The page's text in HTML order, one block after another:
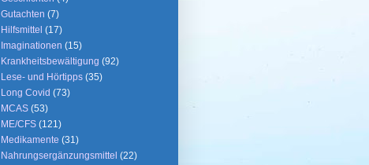
Gutachten (7)
Hilfsmittel (17)
Imaginationen (15)
Krankheitsbewältigung (92)
Lese- und Hörtipps (35)
Long Covid (73)
MCAS (53)
ME/CFS (121)
Medikamente (31)
Nahrungsergänzungsmittel (22)